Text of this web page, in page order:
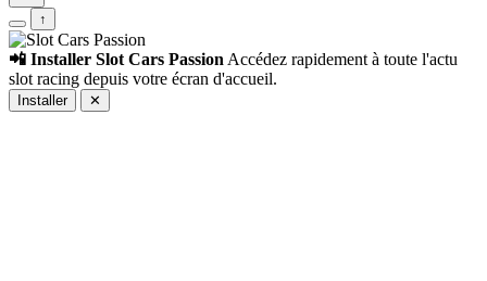
↑
📲 Installer Slot Cars Passion Accédez rapidement à toute l'actu
slot racing depuis votre écran d'accueil.
Installer ✕